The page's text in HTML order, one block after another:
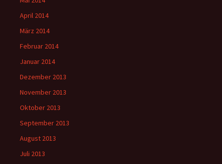
April 2014
März 2014
Februar 2014
Januar 2014
Dezember 2013
November 2013
Oktober 2013
September 2013
August 2013
Juli 2013